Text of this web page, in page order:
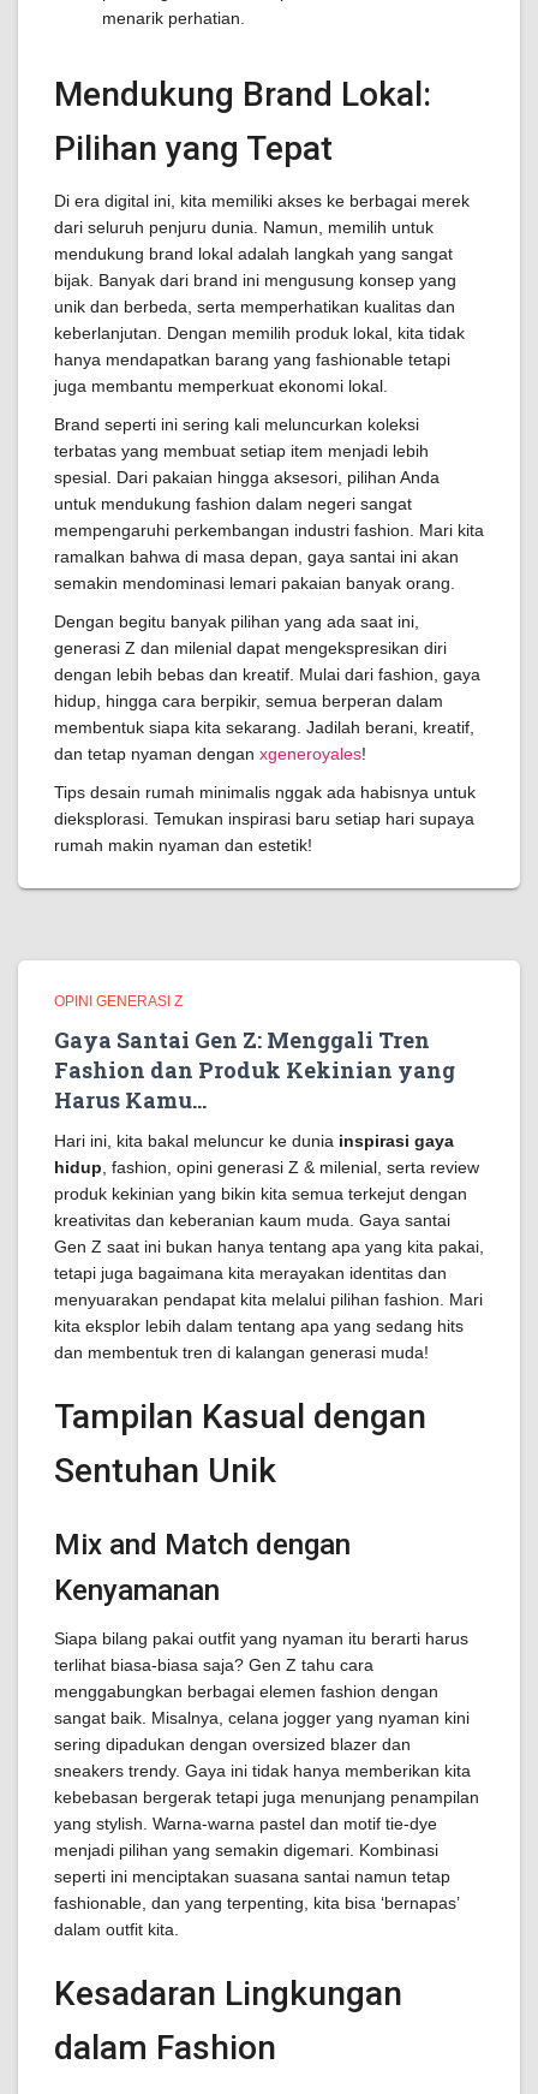
menarik perhatian.
Mendukung Brand Lokal:
Pilihan yang Tepat
Di era digital ini, kita memiliki akses ke berbagai merek
dari seluruh penjuru dunia. Namun, memilih untuk
mendukung brand lokal adalah langkah yang sangat
bijak. Banyak dari brand ini mengusung konsep yang
unik dan berbeda, serta memperhatikan kualitas dan
keberlanjutan. Dengan memilih produk lokal, kita tidak
hanya mendapatkan barang yang fashionable tetapi
juga membantu memperkuat ekonomi lokal.
Brand seperti ini sering kali meluncurkan koleksi
terbatas yang membuat setiap item menjadi lebih
spesial. Dari pakaian hingga aksesori, pilihan Anda
untuk mendukung fashion dalam negeri sangat
mempengaruhi perkembangan industri fashion. Mari kita
ramalkan bahwa di masa depan, gaya santai ini akan
semakin mendominasi lemari pakaian banyak orang.
Dengan begitu banyak pilihan yang ada saat ini,
generasi Z dan milenial dapat mengekspresikan diri
dengan lebih bebas dan kreatif. Mulai dari fashion, gaya
hidup, hingga cara berpikir, semua berperan dalam
membentuk siapa kita sekarang. Jadilah berani, kreatif,
dan tetap nyaman dengan xgeneroyales!
Tips desain rumah minimalis nggak ada habisnya untuk
dieksplorasi. Temukan inspirasi baru setiap hari supaya
rumah makin nyaman dan estetik!
OPINI GENERASI Z
Gaya Santai Gen Z: Menggali Tren
Fashion dan Produk Kekinian yang
Harus Kamu…
Hari ini, kita bakal meluncur ke dunia inspirasi gaya
hidup , fashion, opini generasi Z & milenial, serta review
produk kekinian yang bikin kita semua terkejut dengan
kreativitas dan keberanian kaum muda. Gaya santai
Gen Z saat ini bukan hanya tentang apa yang kita pakai,
tetapi juga bagaimana kita merayakan identitas dan
menyuarakan pendapat kita melalui pilihan fashion. Mari
kita eksplor lebih dalam tentang apa yang sedang hits
dan membentuk tren di kalangan generasi muda!
Tampilan Kasual dengan
Sentuhan Unik
Mix and Match dengan
Kenyamanan
Siapa bilang pakai outfit yang nyaman itu berarti harus
terlihat biasa-biasa saja? Gen Z tahu cara
menggabungkan berbagai elemen fashion dengan
sangat baik. Misalnya, celana jogger yang nyaman kini
sering dipadukan dengan oversized blazer dan
sneakers trendy. Gaya ini tidak hanya memberikan kita
kebebasan bergerak tetapi juga menunjang penampilan
yang stylish. Warna-warna pastel dan motif tie-dye
menjadi pilihan yang semakin digemari. Kombinasi
seperti ini menciptakan suasana santai namun tetap
fashionable, dan yang terpenting, kita bisa ‘bernapas’
dalam outfit kita.
Kesadaran Lingkungan
dalam Fashion